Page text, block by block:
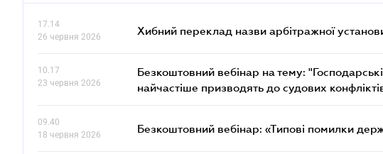
17.14
26 червня 2026
Хибний переклад назви арбітражної
10.17
23 червня 2026
Безкоштовний вебінар на тему:
найчастіше призводять до судових
09.40
18 червня 2026
Безкоштовний вебінар: «Типові помилки